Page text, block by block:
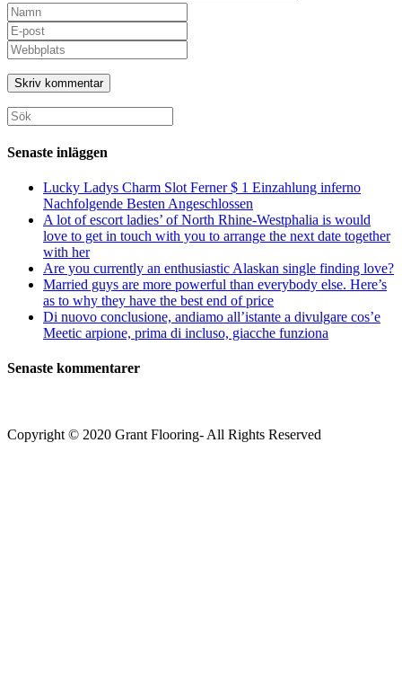
Ange
ditt
namn
eller
användarnamn
för
att
kommentera
Ange
din
e-
postadress
för
att
kommentera
Ange
URL
till
din
webbplats
(valfritt)
Sök
efter:
Senaste inläggen
Lucky Ladys Charm Slot Ferner $ 1 Einzahlung inferno
Nachfolgende Besten Angeschlossen
A lot of escort ladies’ of North Rhine-Westphalia is would
love to get in touch with you to arrange the next date together
with her
Are you currently an enthusiastic Alaskan single finding love?
Married guys are more powerful than everybody else. Here’s
as to why they have the best end of price
Di nuovo conclusione, andiamo all’istante a divulgare cos’e
Meetic arpione, prima di incluso, giacche funziona
Senaste kommentarer
Copyright © 2020 Grant Flooring- All Rights Reserved